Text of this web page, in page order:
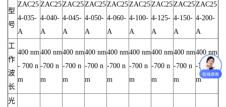
型
号
ZAC25
4-035-
A
ZAC25
4-040-
A
ZAC25
4-045-
A
ZAC25
4-050-
A
ZAC25
4-060-
A
ZAC25
4-100-
A
ZAC25
4-125-
A
ZAC25
4-150-
A
ZAC25
4-200-
A
工
作
波
长
400 nm
- 700 n
m
400 nm
-700 n
m
400 nm
-700 n
m
400 nm
-700 n
m
400 nm
-700 n
m
400 nm
-700 n
m
400 nm
-700 n
m
400 nm
-700 n
m
400 nm
-700 n
m
光